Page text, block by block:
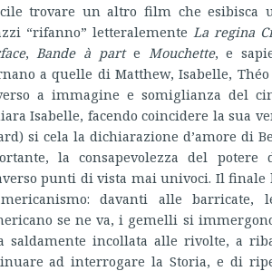
trovare un altro film che esibisca
“rifanno” letteralemente La regina
,Bande à part e Mouchette, e
a quelle di Matthew, Isabelle,
a immagine e somiglianza del
Isabelle, facendo coincidere la sua
si cela la dichiarazione d’amore di
la consapevolezza del
punti di vista mai univoci. Il
davanti alle
se ne va, i gemelli si
saldamente incollata alle rivolte, a
ad interrogare la Storia, e di